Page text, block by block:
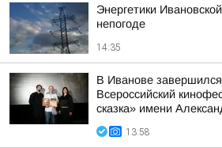
Энергетики
непогоде
14:35
В Иванове
Всероссийский
сказка» имени
13:58